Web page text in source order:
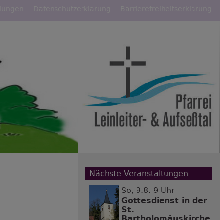
Nächste Veranstaltungen
So, 9.8. 9 Uhr
Gottesdienst in der
St.